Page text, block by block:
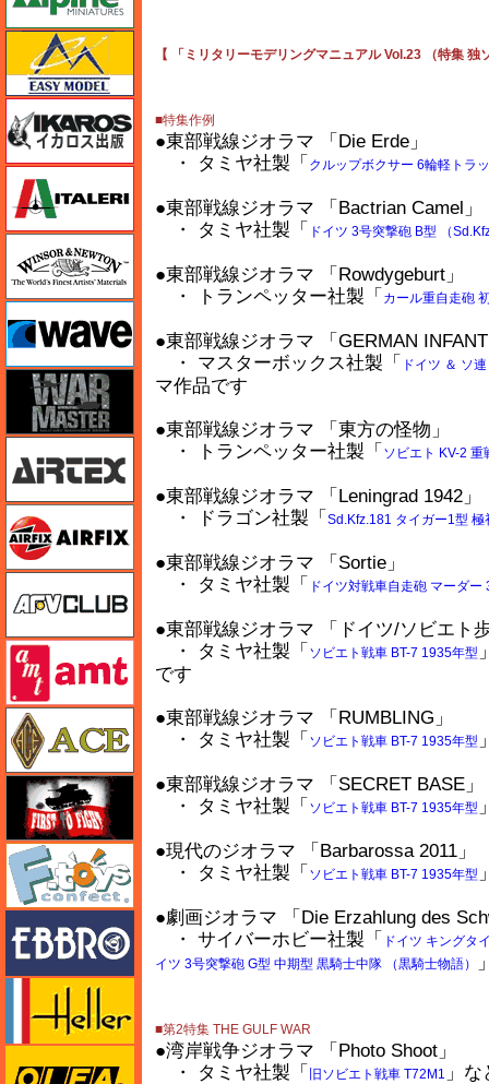
【 「ミリタリーモデリングマニュアル Vol.23 （特集
■特集作例
●東部戦線ジオラマ 「Die Erde」
・ タミヤ社製「 クルップボクサー 6輪軽トラ
●東部戦線ジオラマ 「Bactrian Camel」
・ タミヤ社製「
ドイツ 3号突撃砲 B型 （
●東部戦線ジオラマ 「Rowdygeburt」
・ トランペッター社製「 カール重自走砲
●東部戦線ジオラマ 「GERMAN
・ マスターボックス社製「
ドイツ ＆ ソ
マ作品です
●東部戦線ジオラマ 「東方の怪物」
・ トランペッター社製「 ソビエト KV-2 重
●東部戦線ジオラマ 「Leningrad 1942」
・ ドラゴン社製「 Sd.Kfz.181 タイガー1型
●東部戦線ジオラマ 「Sortie」
・ タミヤ社製「
ドイツ対戦車自走砲 マーダ
●東部戦線ジオラマ 「ドイツ/ソビエト
・ タミヤ社製「 ソビエト戦車 BT-7 1935年型
です
●東部戦線ジオラマ 「RUMBLING」
・ タミヤ社製「 ソビエト戦車 BT-7 1935年型
●東部戦線ジオラマ 「SECRET BASE」
・ タミヤ社製「 ソビエト戦車 BT-7 1935年型
●現代のジオラマ 「Barbarossa 2011」
・ タミヤ社製「 ソビエト戦車 BT-7 1935年型
●劇画ジオラマ 「Die Erzahlung des
・ サイバーホビー社製「
ドイツ キングタ
イツ 3号突撃砲 G型 中期型 黒騎士中隊 （黒騎士物語）
■第2特集 THE GULF WAR
●湾岸戦争ジオラマ 「Photo Shoot」
・ タミヤ社製「
旧ソビエト戦車 T72M1 」
ウインザー＆ニュートン
ウォーマスターズ
エアテックス
エアフィックス
AFVクラブ
エース
FTF
エフトイズ
エブロ
オルファ